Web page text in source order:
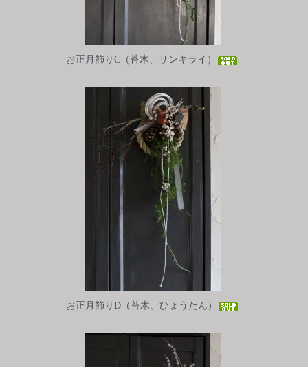
お正月飾りC（苔木、サンキライ）
お正月飾りD（苔木、ひょうたん）